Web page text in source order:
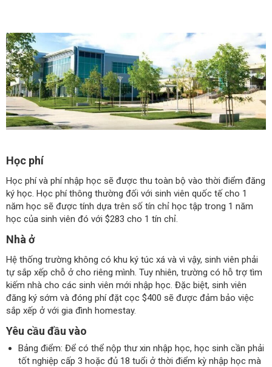
Học phí
Học phí và phí nhập học sẽ được thu toàn bộ vào thời điểm đăng
ký học. Học phí thông thường đối với sinh viên quốc tế cho 1
năm học sẽ được tính dựa trên số tín chỉ học tập trong 1 năm
học của sinh viên đó với $283 cho 1 tín chỉ.
Nhà ở
Hệ thống trường không có khu ký túc xá và vì vậy, sinh viên phải
tự sắp xếp chỗ ở cho riêng mình. Tuy nhiên, trường có hỗ trợ tìm
kiếm nhà cho các sinh viên mới nhập học. Đặc biệt, sinh viên
đăng ký sớm và đóng phí đặt cọc $400 sẽ được đảm bảo việc
sắp xếp ở với gia đình homestay.
Yêu cầu đầu vào
Bảng điểm: Để có thể nộp thư xin nhập học, học sinh cần phải
tốt nghiệp cấp 3 hoặc đủ 18 tuổi ở thời điểm kỳ nhập học mà